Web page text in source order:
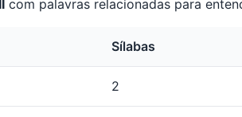
com palavras relacionadas para
Sílabas
2